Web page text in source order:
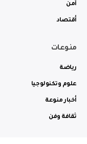
أمن
أقتصاد
منوعات
رياضة
علوم وتكنولوجيا
أخبار منوعة
ثقافة وفن